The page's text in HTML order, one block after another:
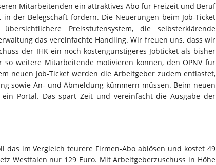
Mitarbeitenden ein attraktives Abo für Freizeit und Beruf
der Belegschaft fördern. Die Neuerungen beim Job-Ticket
Preisstufensystem, die selbsterklärende
das vereinfachte Handling. Wir freuen uns, dass wir
der IHK ein noch kostengünstigeres Jobticket als bisher
weitere Mitarbeitende motivieren können, den ÖPNV für
neuen Job-Ticket werden die Arbeitgeber zudem entlastet,
sowie An- und Abmeldung kümmern müssen. Beim neuen
Portal. Das spart Zeit und vereinfacht die Ausgabe der
das im Vergleich teurere Firmen-Abo ablösen und kostet 49
Westfalen nur 129 Euro. Mit Arbeitgeberzuschuss in Höhe